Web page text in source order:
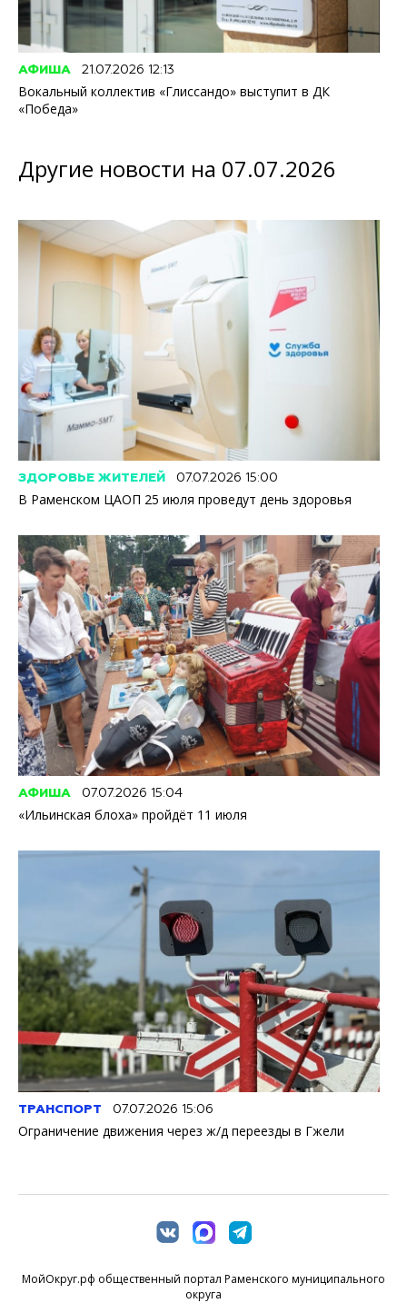
АФИША 21.07.2026 12:13
Вокальный коллектив «Глиссандо» выступит в ДК
«Победа»
Другие новости на 07.07.2026
ЗДОРОВЬЕ ЖИТЕЛЕЙ 07.07.2026 15:00
В Раменском ЦАОП 25 июля проведут день здоровья
АФИША 07.07.2026 15:04
«Ильинская блоха» пройдёт 11 июля
ТРАНСПОРТ 07.07.2026 15:06
Ограничение движения через ж/д переезды в Гжели
МойОкруг.рф общественный портал Раменского муниципального
округа